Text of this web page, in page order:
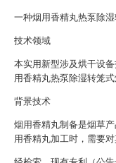
一种烟用香精丸热泵除
技术领域
本实用新型涉及烘干设
用香精丸热泵除湿转笼式
背景技术
烟用香精丸制备是烟草
用香精丸加工时，需要对